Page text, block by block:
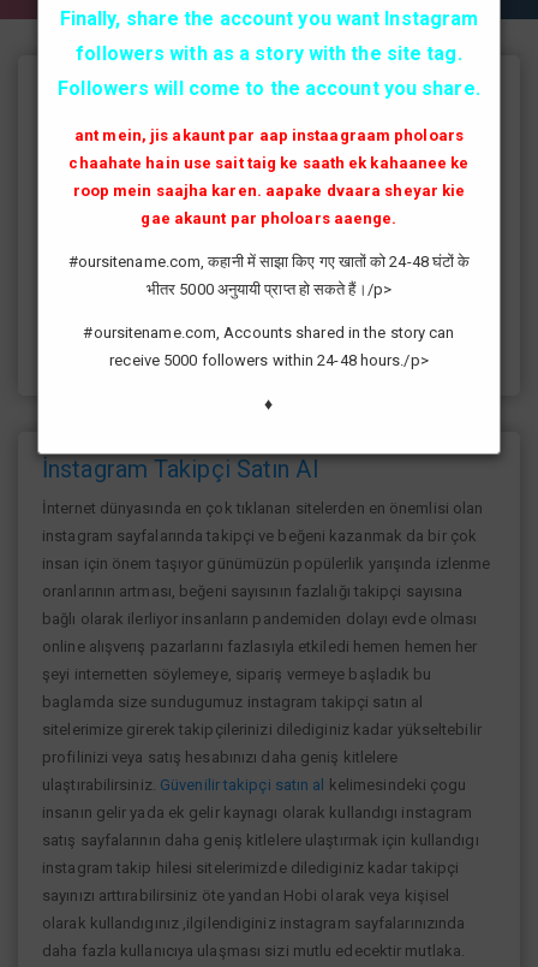
Instagram Takipçi Hilesi
instagram'da artık yüksek takipçi kasmak eskisi kadar zor değil
günümüzde bir çok kullanıcının yüksek takipçiye ulaşması ve
fenomen yolunda ilerlemesi daha da kolaylaşmıştır.instagram
fenomeni ne gibi fayda sağlar?öncelikle bir çok kişi meslek
sağlamaktadır.Sizlerde yüksek sayıda takipçiye ulaşmak
istiyorsanız sitemize giriş yaparak sizlere verilen ücretsiz
kredilerden her gün yararlanıp sayfanızı yüksek seviyelere
ulaştırabilirsiniz.
İnstagram Takipçi Satın Al
İnternet dünyasında en çok tıklanan sitelerden en önemlisi olan
instagram sayfalarında takipçi ve beğeni kazanmak da bir çok
insan için önem taşıyor günümüzün popülerlik yarışında izlenme
oranlarının artması, beğeni sayısının fazlalığı takipçi sayısına
bağlı olarak ilerliyor insanların pandemiden dolayı evde olması
online alışverış pazarlarını fazlasıyla etkiledi hemen hemen her
şeyi internetten söylemeye, sipariş vermeye başladık bu
baglamda size sundugumuz instagram takipçi satın al
sitelerimize girerek takipçilerinizi dilediginiz kadar yükseltebilir
profilinizi veya satış hesabınızı daha geniş kitlelere
ulaştırabilirsiniz. Güvenilir takipçi satın al
kelimesindeki çogu
insanın gelir yada ek gelir kaynagı olarak kullandıgı instagram
satış sayfalarının daha geniş kitlelere ulaştırmak için kullandıgı
instagram takip hilesi sitelerimizde dilediginiz kadar takipçi
sayınızı arttırabilirsiniz öte yandan Hobi olarak veya kişisel
olarak kullandıgınız ,ilgilendiginiz instagram sayfalarınızında
daha fazla kullanıcıya ulaşması sizi mutlu edecektir mutlaka.
Finally, share the account you want Instagram
followers with as a story with the site tag.
Followers will come to the account you share.
ant mein, jis akaunt par aap instaagraam pholoars
chaahate hain use sait taig ke saath ek kahaanee ke
roop mein saajha karen. aapake dvaara sheyar kie
gae akaunt par pholoars aaenge.
#oursitename.com, कहानी में साझा किए गए खातों को 24-48 घंटों के
भीतर 5000 अनुयायी प्राप्त हो सकते हैं।/p>
#oursitename.com, Accounts shared in the story can
receive 5000 followers within 24-48 hours./p>
♦